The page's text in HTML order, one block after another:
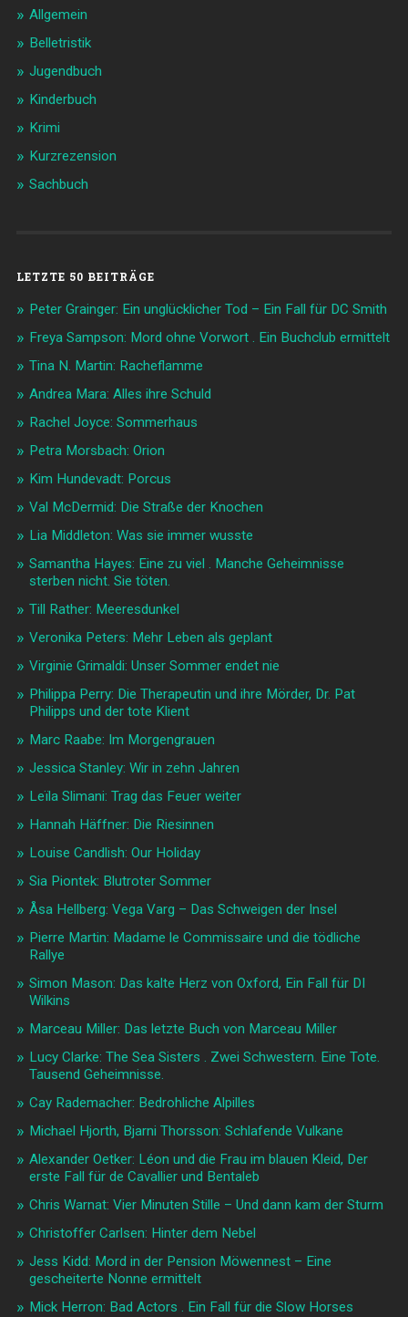
Allgemein
Belletristik
Jugendbuch
Kinderbuch
Krimi
Kurzrezension
Sachbuch
LETZTE 50 BEITRÄGE
Peter Grainger: Ein unglücklicher Tod – Ein Fall für DC Smith
Freya Sampson: Mord ohne Vorwort . Ein Buchclub ermittelt
Tina N. Martin: Racheflamme
Andrea Mara: Alles ihre Schuld
Rachel Joyce: Sommerhaus
Petra Morsbach: Orion
Kim Hundevadt: Porcus
Val McDermid: Die Straße der Knochen
Lia Middleton: Was sie immer wusste
Samantha Hayes: Eine zu viel . Manche Geheimnisse
sterben nicht. Sie töten.
Till Rather: Meeresdunkel
Veronika Peters: Mehr Leben als geplant
Virginie Grimaldi: Unser Sommer endet nie
Philippa Perry: Die Therapeutin und ihre Mörder, Dr. Pat
Philipps und der tote Klient
Marc Raabe: Im Morgengrauen
Jessica Stanley: Wir in zehn Jahren
Leïla Slimani: Trag das Feuer weiter
Hannah Häffner: Die Riesinnen
Louise Candlish: Our Holiday
Sia Piontek: Blutroter Sommer
Åsa Hellberg: Vega Varg – Das Schweigen der Insel
Pierre Martin: Madame le Commissaire und die tödliche
Rallye
Simon Mason: Das kalte Herz von Oxford, Ein Fall für DI
Wilkins
Marceau Miller: Das letzte Buch von Marceau Miller
Lucy Clarke: The Sea Sisters . Zwei Schwestern. Eine Tote.
Tausend Geheimnisse.
Cay Rademacher: Bedrohliche Alpilles
Michael Hjorth, Bjarni Thorsson: Schlafende Vulkane
Alexander Oetker: Léon und die Frau im blauen Kleid, Der
erste Fall für de Cavallier und Bentaleb
Chris Warnat: Vier Minuten Stille – Und dann kam der Sturm
Christoffer Carlsen: Hinter dem Nebel
Jess Kidd: Mord in der Pension Möwennest – Eine
gescheiterte Nonne ermittelt
Mick Herron: Bad Actors . Ein Fall für die Slow Horses